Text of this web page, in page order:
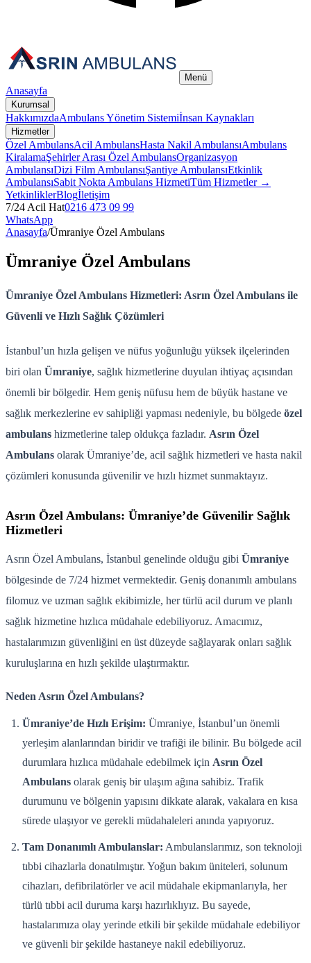
Menü
Anasayfa
Kurumsal
HakkımızdaAmbulans Yönetim Sistemiİnsan Kaynakları
Hizmetler
Özel AmbulansAcil AmbulansHasta Nakil AmbulansıAmbulans
KiralamaŞehirler Arası Özel AmbulansOrganizasyon
AmbulansıDizi Film AmbulansıŞantiye AmbulansıEtkinlik
AmbulansıSabit Nokta Ambulans HizmetiTüm Hizmetler →
YetkinliklerBlogİletişim
7/24 Acil Hat0216 473 09 99
WhatsApp
Anasayfa/Ümraniye Özel Ambulans
Ümraniye Özel Ambulans
Ümraniye Özel Ambulans Hizmetleri: Asrın Özel Ambulans ile
Güvenli ve Hızlı Sağlık Çözümleri
İstanbul’un hızla gelişen ve nüfus yoğunluğu yüksek ilçelerinden
biri olan Ümraniye, sağlık hizmetlerine duyulan ihtiyaç açısından
önemli bir bölgedir. Hem geniş nüfusu hem de büyük hastane ve
sağlık merkezlerine ev sahipliği yapması nedeniyle, bu bölgede özel
ambulans hizmetlerine talep oldukça fazladır. Asrın Özel
Ambulans olarak Ümraniye’de, acil sağlık hizmetleri ve hasta nakil
çözümleri konusunda güvenilir ve hızlı hizmet sunmaktayız.
Asrın Özel Ambulans: Ümraniye’de Güvenilir Sağlık
Hizmetleri
Asrın Özel Ambulans, İstanbul genelinde olduğu gibi Ümraniye
bölgesinde de 7/24 hizmet vermektedir. Geniş donanımlı ambulans
filomuz ve uzman sağlık ekibimizle, her türlü acil durum ve planlı
sağlık hizmetine hızlıca müdahale edebiliyoruz. Amacımız,
hastalarımızın güvenliğini en üst düzeyde sağlayarak onları sağlık
kuruluşlarına en hızlı şekilde ulaştırmaktır.
Neden Asrın Özel Ambulans?
Ümraniye’de Hızlı Erişim: Ümraniye, İstanbul’un önemli
yerleşim alanlarından biridir ve trafiği ile bilinir. Bu bölgede acil
durumlara hızlıca müdahale edebilmek için Asrın Özel
Ambulans olarak geniş bir ulaşım ağına sahibiz. Trafik
durumunu ve bölgenin yapısını dikkate alarak, vakalara en kısa
sürede ulaşıyor ve gerekli müdahaleleri anında yapıyoruz.
Tam Donanımlı Ambulanslar: Ambulanslarımız, son teknoloji
tıbbi cihazlarla donatılmıştır. Yoğun bakım üniteleri, solunum
cihazları, defibrilatörler ve acil müdahale ekipmanlarıyla, her
türlü tıbbi acil duruma karşı hazırlıklıyız. Bu sayede,
hastalarımıza olay yerinde etkili bir şekilde müdahale edebiliyor
ve güvenli bir şekilde hastaneye nakil edebiliyoruz.